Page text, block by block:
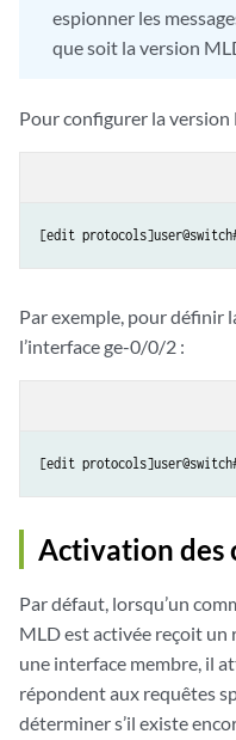
espionner les
que soit la version
Pour configurer la
[edit
Par exemple, pour définir
l’interface ge-0/0/2 :
[edit
Activation des
Par défaut, lorsqu’un
MLD est activée reçoit
une interface membre, il
répondent aux requêtes
déterminer s’il existe